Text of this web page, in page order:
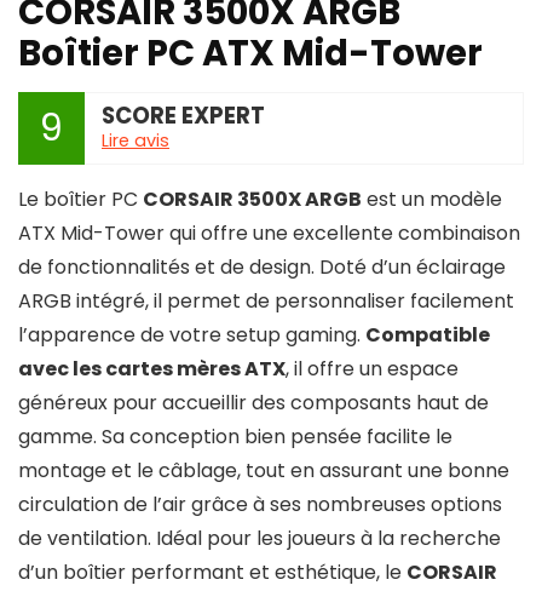
CORSAIR 3500X ARGB
Boîtier PC ATX Mid-Tower
9 SCORE EXPERT
Lire avis
Le boîtier PC CORSAIR 3500X ARGB est un modèle
ATX Mid-Tower qui offre une excellente combinaison
de fonctionnalités et de design. Doté d’un éclairage
ARGB intégré, il permet de personnaliser facilement
l’apparence de votre setup gaming. Compatible
avec les cartes mères ATX, il offre un espace
généreux pour accueillir des composants haut de
gamme. Sa conception bien pensée facilite le
montage et le câblage, tout en assurant une bonne
circulation de l’air grâce à ses nombreuses options
de ventilation. Idéal pour les joueurs à la recherche
d’un boîtier performant et esthétique, le CORSAIR